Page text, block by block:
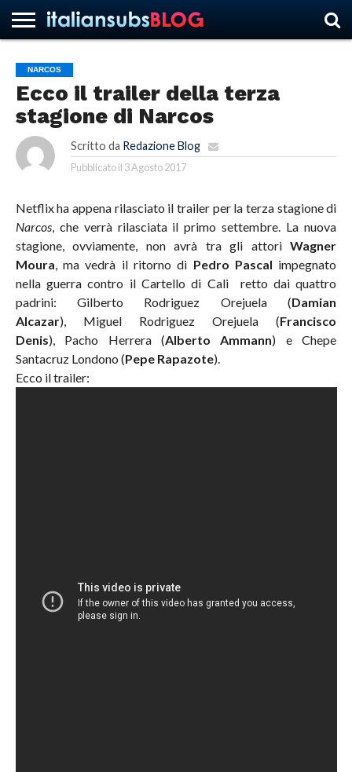
HOME
NEWS
ASCOLTI
RECENSIONI
INTERVISTE
CURIOSITÀ
CHI
SIAMO
CONTATTACI
FORUM
ITALIANSUBS
NARCOS
Ecco il trailer della terza
stagione di Narcos
Scritto da Redazione Blog
Pubblicato il 3 Agosto 2017
Netflix ha appena rilasciato il trailer per la terza stagione di
Narcos, che verrà rilasciata il primo settembre. La nuova
stagione, ovviamente, non avrà tra gli attoriWagner
Moura, ma vedrà il ritorno di Pedro Pascal impegnato
nella guerra contro il Cartello di Cali retto dai quattro
padrini: Gilberto Rodriguez Orejuela (Damian
Alcazar), Miguel Rodriguez Orejuela (Francisco
Denis), Pacho Herrera (Alberto Ammann) e Chepe
Santacruz Londono (Pepe Rapazote).
Ecco il trailer: